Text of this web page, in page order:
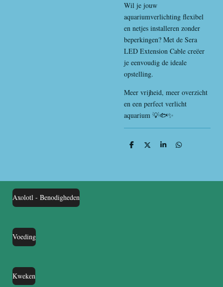
Wil je jouw
aquariumverlichting flexibel
en netjes installeren zonder
beperkingen? Met de Sera
LED Extension Cable creëer
je eenvoudig de ideale
opstelling.
Meer vrijheid, meer overzicht
en een perfect verlicht
aquarium 💡🐟✨
D
D
S
D
Axolotl - Benodigheden
Voeding
Kweken